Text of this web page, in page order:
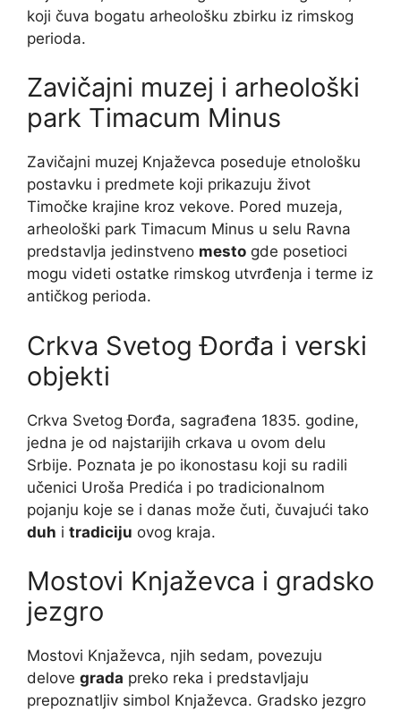
koji čuva bogatu arheološku zbirku iz rimskog
perioda.
Zavičajni muzej i arheološki
park Timacum Minus
Zavičajni muzej Knjaževca poseduje etnološku
postavku i predmete koji prikazuju život
Timočke krajine kroz vekove. Pored muzeja,
arheološki park Timacum Minus u selu Ravna
predstavlja jedinstveno mesto gde posetioci
mogu videti ostatke rimskog utvrđenja i terme iz
antičkog perioda.
Crkva Svetog Đorđa i verski
objekti
Crkva Svetog Đorđa, sagrađena 1835. godine,
jedna je od najstarijih crkava u ovom delu
Srbije. Poznata je po ikonostasu koji su radili
učenici Uroša Predića i po tradicionalnom
pojanju koje se i danas može čuti, čuvajući tako
duh i tradiciju ovog kraja.
Mostovi Knjaževca i gradsko
jezgro
Mostovi Knjaževca, njih sedam, povezuju
delove grada preko reka i predstavljaju
prepoznatljiv simbol Knjaževca. Gradsko jezgro